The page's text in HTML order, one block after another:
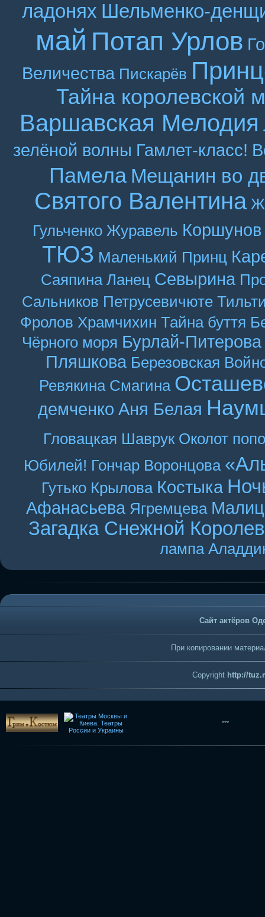
ладонях Шельменко-
май Потап Урлов
Величества Пискарёв
Тайна королевской
Варшавская Мелодия
зелёной волны Гамлет-класс!
Памела Мещанин во
Святого Валентина
Гульченко Журавель Коршунов
ТЮЗ Маленький Принц
Саяпина Ланец Севырина
Сальников Петрусевичюте
Фролов Храмчихин Тайна буття
Чёрного моря Бурлай-Питерова
Пляшкова Березовская
Ревякина Смагина
демченко Аня Белая
Гловацкая Шаврук Околот
Юбилей! Гончар Воронцова
Гутько Крылова Костыка
Афанасьева Ягремцева
Загадка Снежной
лампа
Сайт актёров
При копировании
Copyright http://
***